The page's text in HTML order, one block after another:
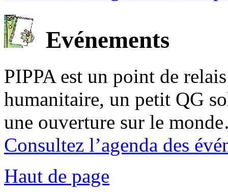
Evénements
PIPPA est un point de
humanitaire, un petit QG
une ouverture sur le
Consultez l’agenda des
Haut de page